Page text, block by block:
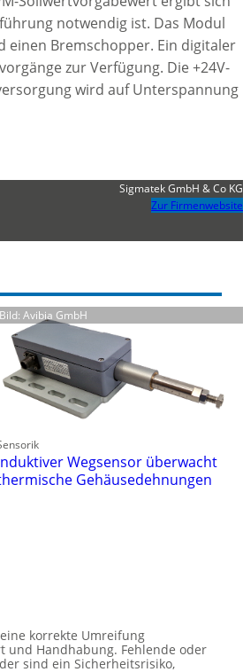
notwendig ist. Das Modul
einen Bremschopper. Ein digitaler
zur Verfügung. Die +24V-
wird auf Unterspannung
Sigmatek GmbH & Co KG
Zur Firmenwebsite
Bild: Avibia GmbH
Wegsensor überwacht
Gehäusedehnungen
korrekte Umreifung
Handhabung. Fehlende oder
sind ein Sicherheitsrisiko,